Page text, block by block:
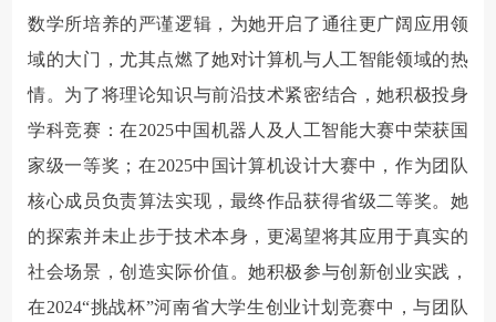
数学所培养的严谨逻辑，为她开启了通往更广阔应用领
域的大门，尤其点燃了她对计算机与人工智能领域的热
情。为了将理论知识与前沿技术紧密结合，她积极投身
学科竞赛：在2025中国机器人及人工智能大赛中荣获国
家级一等奖；在2025中国计算机设计大赛中，作为团队
核心成员负责算法实现，最终作品获得省级二等奖。她
的探索并未止步于技术本身，更渴望将其应用于真实的
社会场景，创造实际价值。她积极参与创新创业实践，
在2024“挑战杯”河南省大学生创业计划竞赛中，与团队